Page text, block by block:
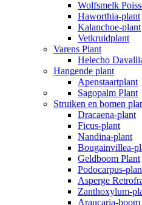
Wolfsmelk
Haworthia-plant
Kalanchoe-plant
Vetkruidplant
Varens Plant
Helecho
Hangende plant
Apenstaartplant
Sagopalm Plant
Struiken en bomen
Dracaena-plant
Ficus-plant
Nandina-plant
Bougainvillea-
Geldboom Plant
Podocarpus-
Asperge
Zanthoxylum-
Araucaria-boom